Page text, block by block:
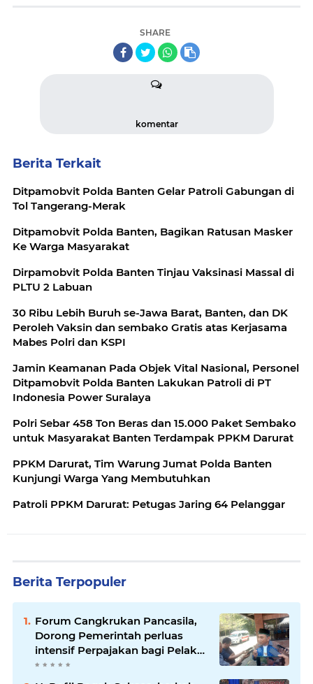
SHARE
komentar
Berita Terkait
Ditpamobvit Polda Banten Gelar Patroli Gabungan di
Tol Tangerang-Merak
Ditpamobvit Polda Banten, Bagikan Ratusan Masker
Ke Warga Masyarakat
Dirpamobvit Polda Banten Tinjau Vaksinasi Massal di
PLTU 2 Labuan
30 Ribu Lebih Buruh se-Jawa Barat, Banten, dan DK
Peroleh Vaksin dan sembako Gratis atas Kerjasama
Mabes Polri dan KSPI
Jamin Keamanan Pada Objek Vital Nasional, Personel
Ditpamobvit Polda Banten Lakukan Patroli di PT
Indonesia Power Suralaya
Polri Sebar 458 Ton Beras dan 15.000 Paket Sembako
untuk Masyarakat Banten Terdampak PPKM Darurat
PPKM Darurat, Tim Warung Jumat Polda Banten
Kunjungi Warga Yang Membutuhkan
Patroli PPKM Darurat: Petugas Jaring 64 Pelanggar
Berita Terpopuler
Forum Cangkrukan Pancasila,
Dorong Pemerintah perluas
intensif Perpajakan bagi Pelaku
Usaha UMKM.